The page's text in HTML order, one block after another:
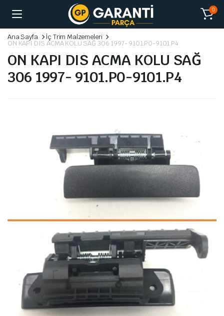
0
Ana Sayfa İç Trim Malzemeleri
ON KAPI DIS ACMA KOLU SAĞ 306 1997- 9101.P0-9101.P4
ON KAPI DIS ACMA KOLU SAĞ
306 1997- 9101.P0-9101.P4